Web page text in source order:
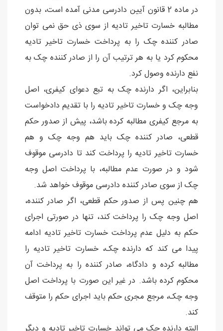
در ماده 2 قانون آیین دادرسی مدنی آمده است، بدون
مطالبه خسارت تاخیر تادیه از سوی ذی حق نمی توان
صادر کننده چک را به پرداخت خسارت تاخیر تادیه
محکوم کرد یا به هر ترتیب آن را از صادر کننده چک به
نفع دارنده وصول کرد.
بنابراین، اگر دارنده چک به تبع دعوای کیفری، اصل
وجه چک و خسارت تاخیر تادیه را با تقدیم دادخواست
به مرجع کیفری مطالبه کرده باشد، پیش از صدور حکم
قطعی، صادر کننده چک باید هم وجه چک و هم
خسارت تاخیر تادیه را پرداخت کند تا دادرسی موقوف
شود و در صورت عدم مطالبه، با پرداخت اصل وجه
چک از سوی صادر کننده دادرسی موقوف خواهد شد.
هم چنین پس از صدور حکم قطعی، اگر صادر کننده،
اصل وجه چک را پرداخت کند، تنها در صورتی اجرای
حکم به دلیل عدم پرداخت خسارت تاخیر تادیه ادامه
پیدا می کند که دارنده چک، خسارت تاخیر تادیه را
مطالبه کرده و دادگاه، صادر کننده را به پرداخت آن
محکوم کرده باشد. در غیر این صورت با پرداخت اصل
وجه چک، مرجع مجری حکم باید اجرای حکم را متوقف
کند.